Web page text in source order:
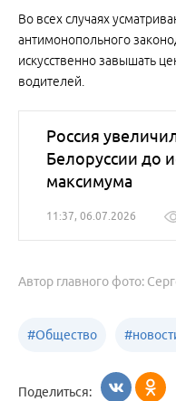
Во всех случаях
антимонопольного
искусственно завышать
водителей.
Россия
Белоруссии до
максимума
11:37, 06.07.2026
Автор главного фото:
#Общество #
Поделиться: